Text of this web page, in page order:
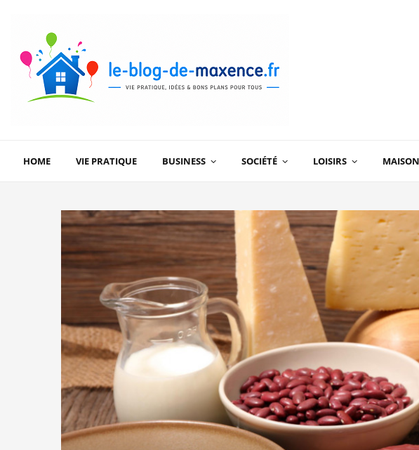
HOME VIE PRATIQUE BUSINESS SOCIÉTÉ LOISIRS